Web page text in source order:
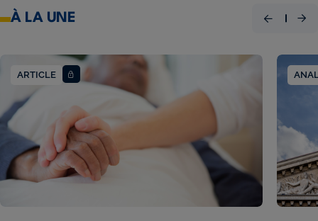
À LA UNE
ARTICLE